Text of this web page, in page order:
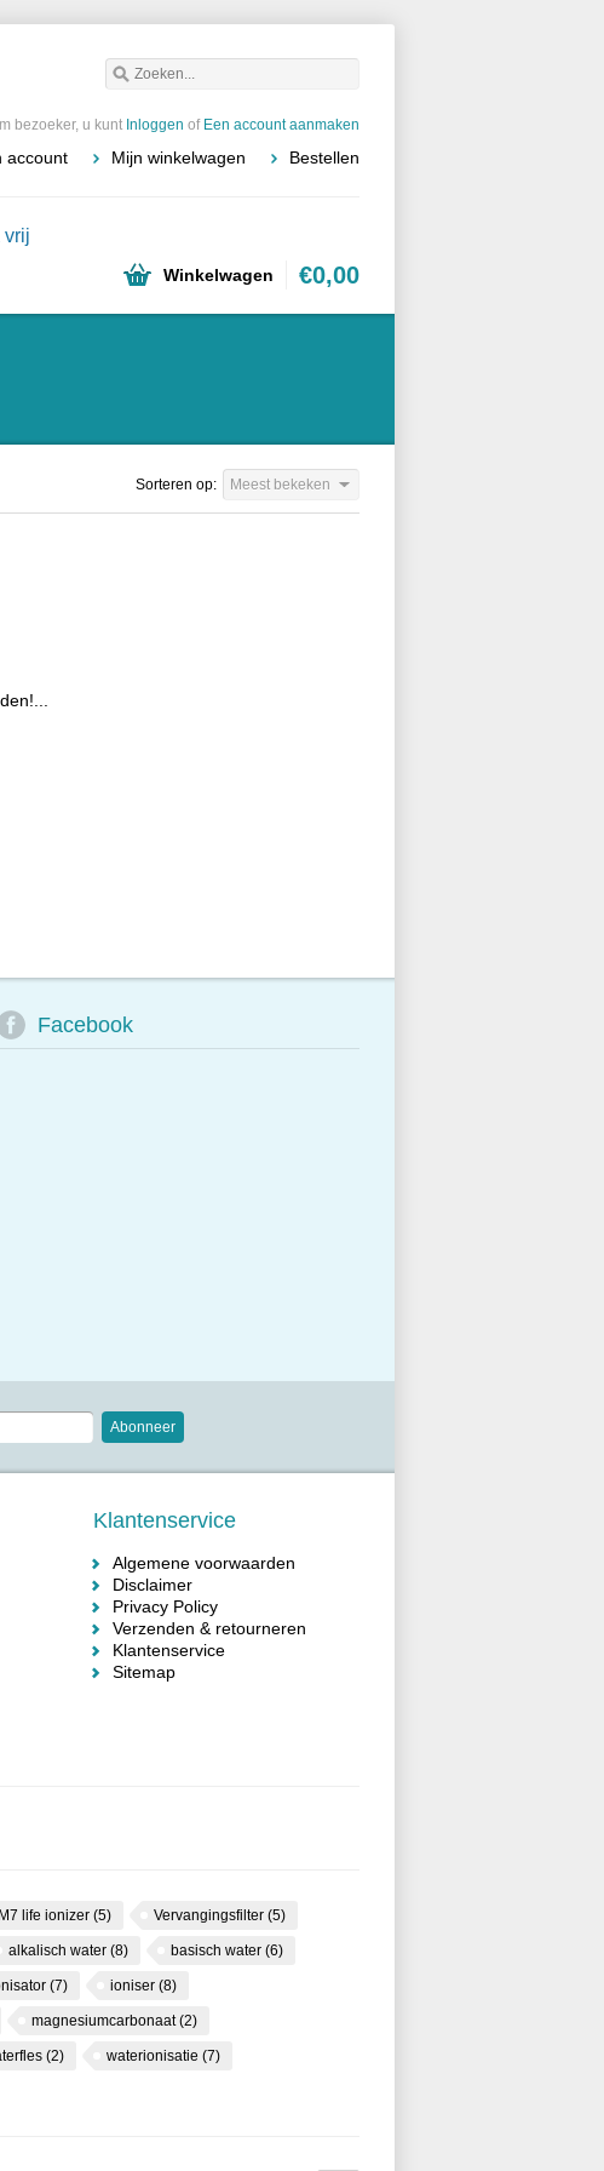
bezoeker, u kunt Inloggen of Een account aanmaken
account Mijn winkelwagen Bestellen
vrij
Winkelwagen €0,00
Sorteren op: Meest bekeken
Facebook
Abonneer
Klantenservice
Algemene voorwaarden
Disclaimer
Privacy Policy
Verzenden & retourneren
Klantenservice
Sitemap
M7 life ionizer (5) Vervangingsfilter (5)
alkalisch water (8) basisch water (6)
(7) ioniser (8)
magnesiumcarbonaat(2)
(2) waterionisatie (7)